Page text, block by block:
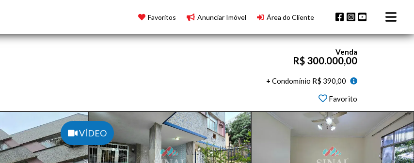
Favoritos Anunciar Imóvel Área do Cliente
Venda
R$ 300.000,00
+ Condomínio R$ 390,00
Favorito
VÍDEO